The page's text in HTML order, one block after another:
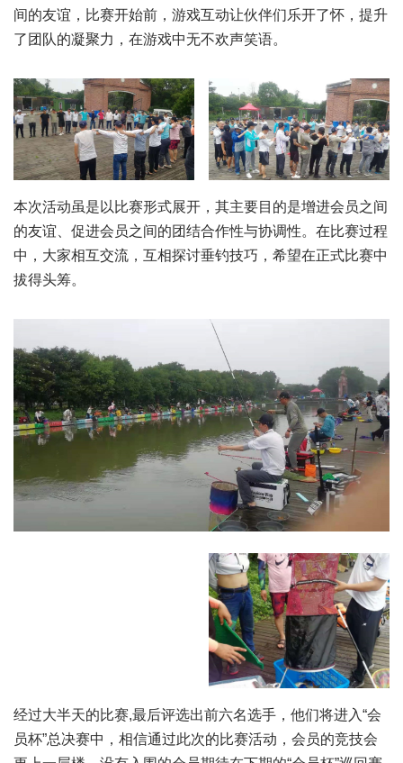
间的友谊，比赛开始前，游戏互动让伙伴们乐开了怀，提升
了团队的凝聚力，在游戏中无不欢声笑语。
本次活动虽是以比赛形式展开，其主要目的是增进会员之间
的友谊、促进会员之间的团结合作性与协调性。在比赛过程
中，大家相互交流，互相探讨垂钓技巧，希望在正式比赛中
拔得头筹。
经过大半天的比赛,最后评选出前六名选手，他们将进入“会
员杯”总决赛中，相信通过此次的比赛活动，会员的竞技会
更上一层楼，没有入围的会员期待在下期的“会员杯”巡回赛
中入拔得头筹。